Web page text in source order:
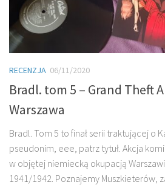
RECENZJA 06/11/2020
Bradl. tom 5 – Grand Theft
Warszawa
Bradl. Tom 5 to finał serii traktującej o
pseudonim, eee, patrz tytuł. Akcja
w objętej niemiecką okupacją
1941/1942. Poznajemy Muszkieterów,